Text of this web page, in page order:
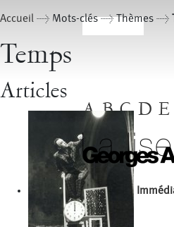
A B C D E
Accueil > Mots-clés > Thèmes >
Temps
Articles